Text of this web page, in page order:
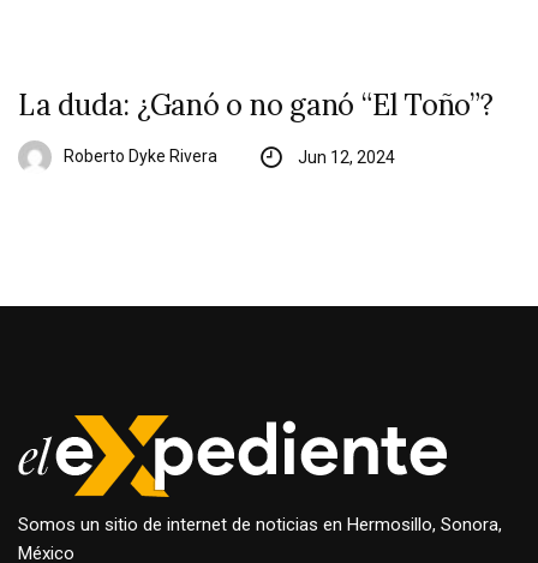
La duda: ¿Ganó o no ganó “El Toño”?
Roberto Dyke Rivera Jun 12, 2024
Somos un sitio de internet de noticias en Hermosillo, Sonora,
México